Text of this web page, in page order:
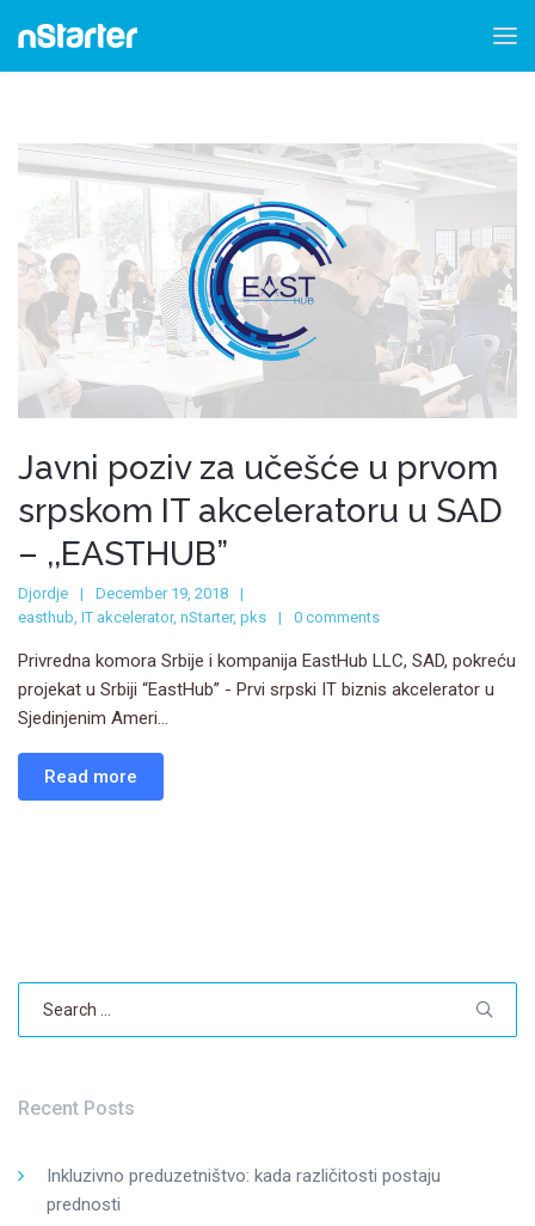
Javni poziv za učešće u prvom
srpskom IT akceleratoru u SAD
– ,,EASTHUB”
Djordje
December 19, 2018
easthub IT akcelerator, nStarter, pks 0 comments
Privredna komora Srbije i kompanija EastHub LLC, SAD, pokreću
projekat u Srbiji “EastHub” - Prvi srpski IT biznis akcelerator u
Sjedinjenim Ameri...
Read more
Recent Posts
Inkluzivno preduzetništvo: kada različitosti postaju
prednosti